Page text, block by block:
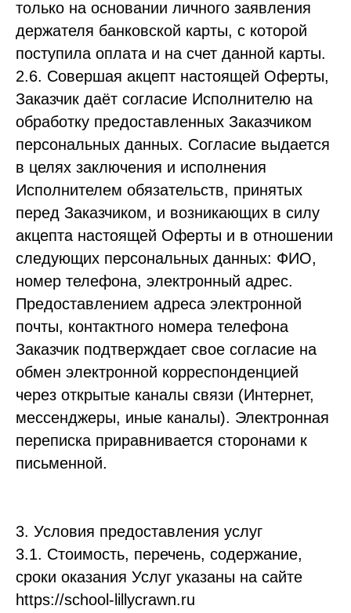
только на основании личного заявления
держателя банковской карты, с которой
поступила оплата и на счет данной карты.
2.6. Совершая акцепт настоящей Оферты,
Заказчик даёт согласие Исполнителю на
обработку предоставленных Заказчиком
персональных данных. Согласие выдается
в целях заключения и исполнения
Исполнителем обязательств, принятых
перед Заказчиком, и возникающих в силу
акцепта настоящей Оферты и в отношении
следующих персональных данных: ФИО,
номер телефона, электронный адрес.
Предоставлением адреса электронной
почты, контактного номера телефона
Заказчик подтверждает свое согласие на
обмен электронной корреспонденцией
через открытые каналы связи (Интернет,
мессенджеры, иные каналы). Электронная
переписка приравнивается сторонами к
письменной.
3. Условия предоставления услуг
3.1. Стоимость, перечень, содержание,
сроки оказания Услуг указаны на сайте
https://school-lillycrawn.ru